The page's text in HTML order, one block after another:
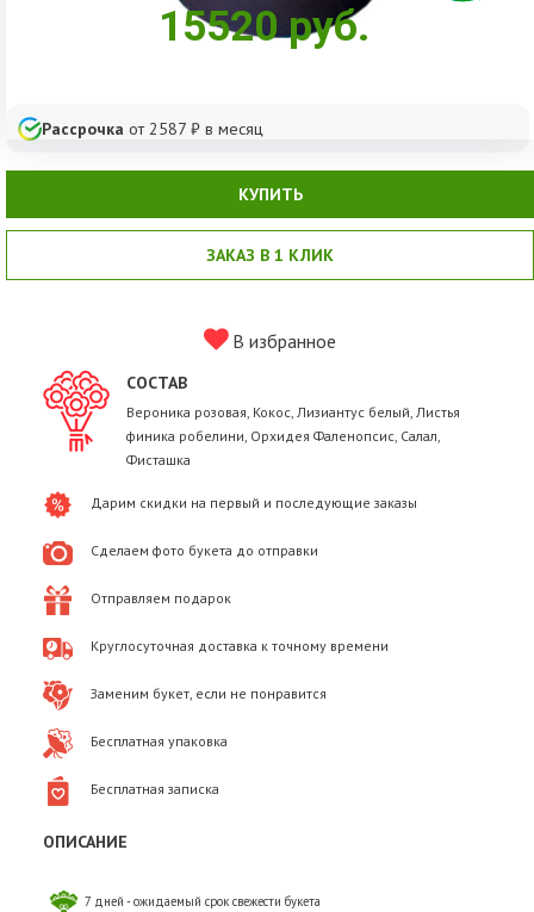
15520 руб.
Рассрочка от 2587 ₽ в месяц
КУПИТЬ
ЗАКАЗ В 1 КЛИК
В избранное
СОСТАВ
Вероника розовая, Кокос, Лизиантус белый, Листья
финика робелини, Орхидея Фаленопсис, Салал,
Фисташка
Дарим скидки на первый и последующие заказы
Сделаем фото букета до отправки
Отправляем подарок
Круглосуточная доставка к точному времени
Заменим букет, если не понравится
Бесплатная упаковка
Бесплатная записка
ОПИСАНИЕ
7 дней - ожидаемый срок свежести букета